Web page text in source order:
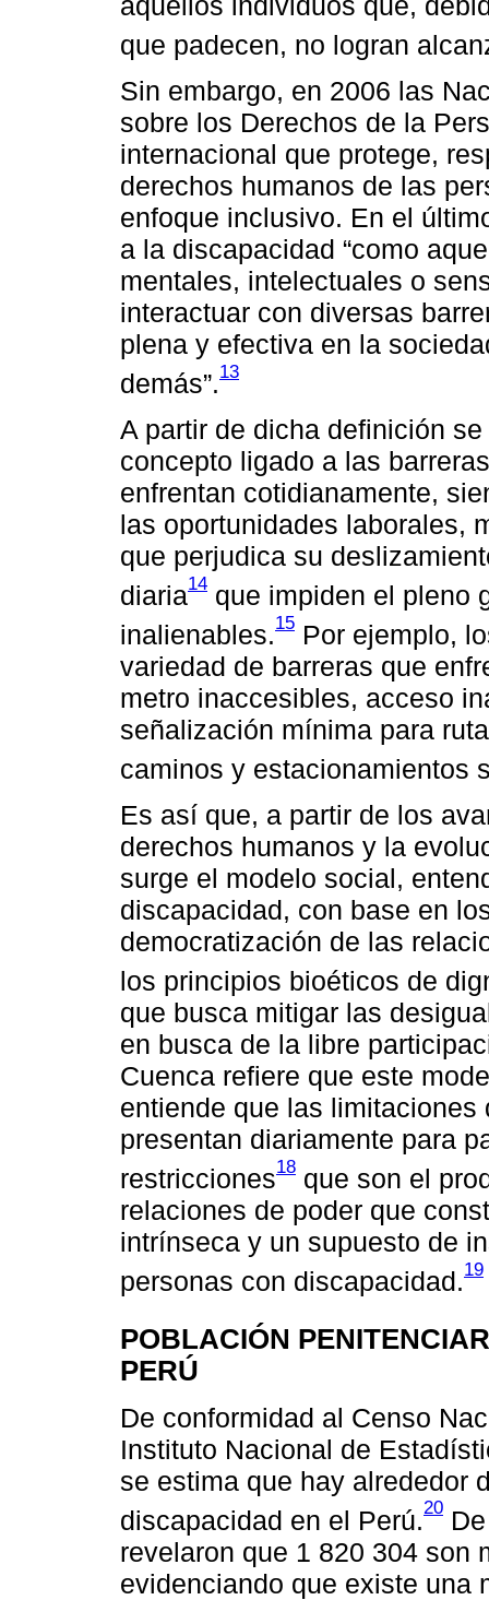
que padecen, no logran
Sin embargo, en 2006 las
sobre los Derechos de la
internacional que protege,
derechos humanos de las
enfoque inclusivo. En el
a la discapacidad “como
mentales, intelectuales o
interactuar con diversas
plena y efectiva en la
demás”.13
A partir de dicha definición
concepto ligado a las
enfrentan cotidianamente,
las oportunidades laborales,
que perjudica su
diaria14 que impiden el pleno
inalienables.15 Por ejemplo,
variedad de barreras que
metro inaccesibles, acceso
señalización mínima para
caminos y estacionamientos
Es así que, a partir de los
derechos humanos y la
surge el modelo social,
discapacidad, con base en
democratización de las
los principios bioéticos de
que busca mitigar las
en busca de la libre
Cuenca refiere que este
entiende que las
presentan diariamente para
restricciones18 que son el
relaciones de poder que
intrínseca y un supuesto de
personas con discapacidad.19
POBLACIÓN
PERÚ
De conformidad al Censo
Instituto Nacional de
se estima que hay alrededor
discapacidad en el Perú.20
revelaron que 1 820 304 son
evidenciando que existe una